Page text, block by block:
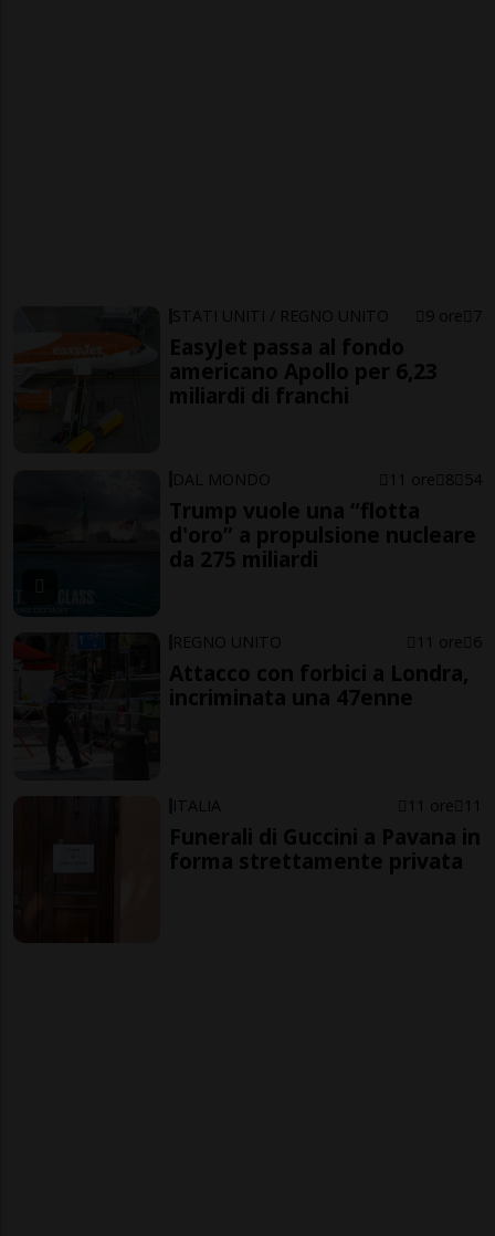
STATI UNITI / REGNO UNITO 9 ore 7
EasyJet passa al fondo
americano Apollo per 6,23
miliardi di franchi
DAL MONDO 11 ore 8 54
Trump vuole una “flotta
d'oro” a propulsione nucleare
da 275 miliardi
REGNO UNITO 11 ore 6
Attacco con forbici a Londra,
incriminata una 47enne
ITALIA 11 ore 11
Funerali di Guccini a Pavana in
forma strettamente privata